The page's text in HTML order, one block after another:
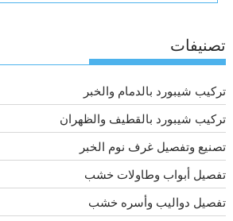
تصنيفات
تركيب شيبورد بالدمام والخبر
تركيب شيبورد بالقطيف والظهران
تصنيع وتفصيل غرف نوم الخبر
تفصيل أبواب وطاولات خشب
تفصيل دواليب وأسره خشب